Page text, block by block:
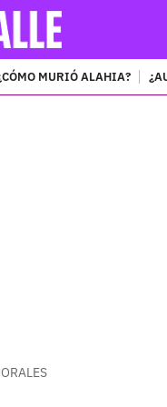
MURIÓ ALAHIA?